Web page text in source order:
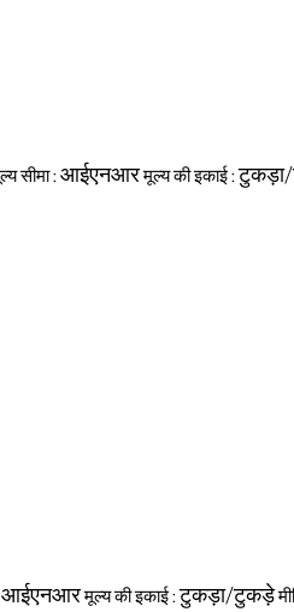
सीमा :आईएनआरमूल्य की इकाई :
आईएनआरमूल्य की इकाई :टुकड़ा/टुकड़े